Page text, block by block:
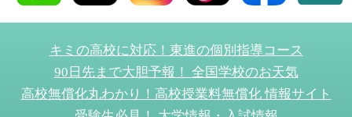
入学案内
全学年対象
東進の合格システ
キミの高校に対応！東進の個別指導コース
90日先まで大胆予報！ 全国学校のお天気
高校無償化丸わかり！高校授業料無償化 情報サイト